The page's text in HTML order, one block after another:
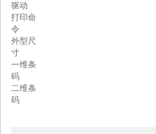
驱动
打印命
令
外型尺
寸
一维条
码
二维条
码